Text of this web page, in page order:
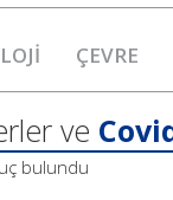
ÇEVRE
ve
bulundu